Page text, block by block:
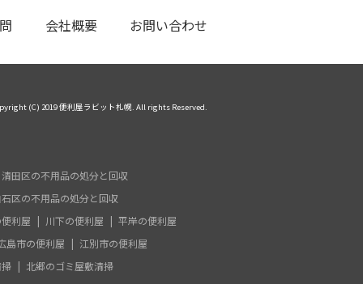
会社概要 お問い合わせ
(C) 2019 便利屋ラビット札幌. All rights Reserved.
清田区の不用品の処分と回収
区の不用品の処分と回収
利屋
川下の便利屋
平岸の便利屋
島市の便利屋
江別市の便利屋
北郷のゴミ屋敷清掃